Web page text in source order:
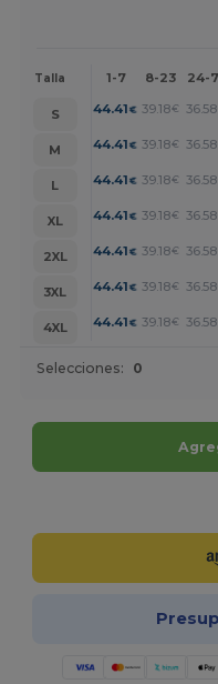
Talla 1-7 8-23 24-
S 44.41 € 39.18€ 36.58
M
44.41 € 39.18€ 36.58
L
44.41 € 39.18€ 36.58
XL
44.41 € 39.18€ 36.58
2XL
44.41 € 39.18€ 36.58
3XL
44.41 € 39.18€ 36.58
4XL
44.41 € 39.18€ 36.58
Selecciones: 0